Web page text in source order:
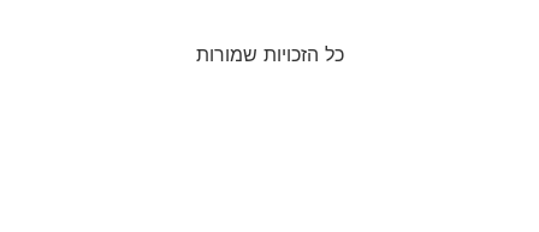
כל הזכויות שמורות